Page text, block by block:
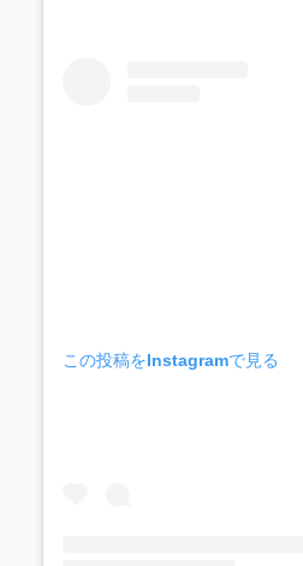
この投稿をInstagramで見る